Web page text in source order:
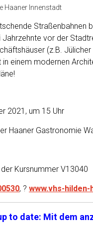
Haaner Innenstadt
Straßenbahnen
Jahrzehnte vor der
(z.B.
einem modernen
2021, um 15 Uhr
Haaner Gastronomie
Kursnummer V13040
, ?www.vhs-hilden-
to date: Mit dem